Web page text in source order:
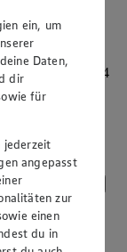
von 5 Sternen
4
Bewertung.
ein, um
Daten,
dir
für
angepasst
zur
einen
du in